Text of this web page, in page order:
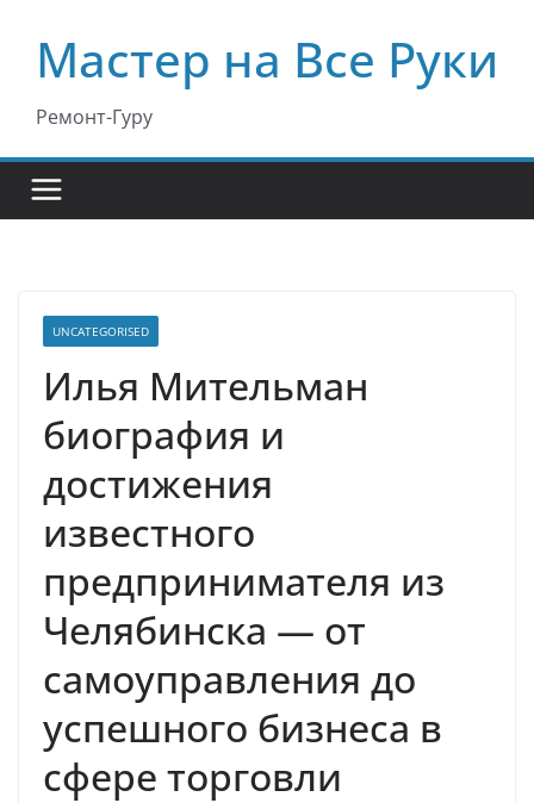
содержимому
Мастер на Все Руки
Ремонт-Гуру
UNCATEGORISED
Илья Мительман
биография и
достижения
известного
предпринимателя из
Челябинска — от
самоуправления до
успешного бизнеса в
сфере торговли